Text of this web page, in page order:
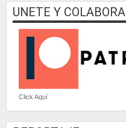
UNETE Y COLABORA
Click Aquí